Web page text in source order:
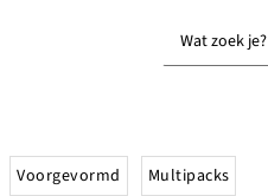
Wat zoek je?
Voorgevormd Multipacks